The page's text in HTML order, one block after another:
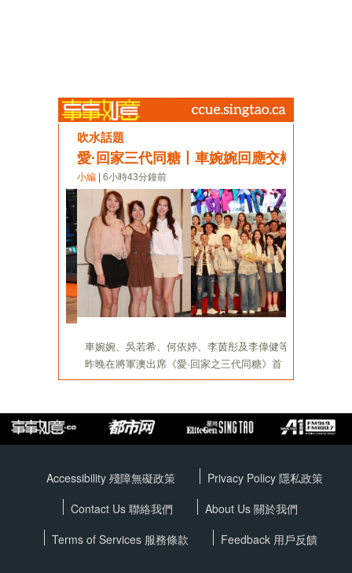
Accessibility 殘障無礙政策 Privacy Policy 隱私政策
Contact Us 聯絡我們
About Us 關於我們
Terms of Services 服務條款 Feedback 用戶反饋